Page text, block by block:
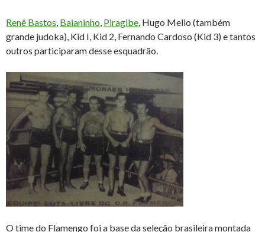
Renê Bastos, Baianinho, Piragibe, Hugo Mello (também
grande judoka), Kid I, Kid 2, Fernando Cardoso (Kid 3) e tantos
outros participaram desse esquadrão.
O time do Flamengo foi a base da seleção brasileira montada